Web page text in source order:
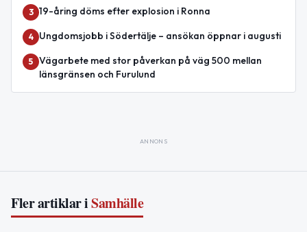
3 19-åring döms efter explosion i Ronna
4 Ungdomsjobb i Södertälje – ansökan öppnar i augusti
5 Vägarbete med stor påverkan på väg 500 mellan
länsgränsen och Furulund
ANNONS
Fler artiklar iSamhälle